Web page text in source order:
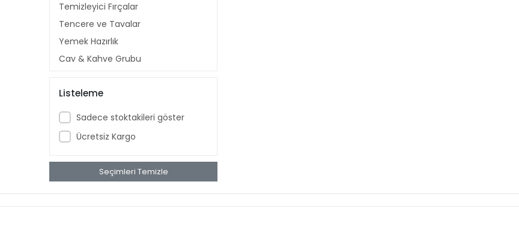
Temizleyici Fırçalar
Tencere ve Tavalar
Yemek Hazırlık
Çay & Kahve Grubu
Küçük Mutfak Gereçleri
Mutfak Organizer
Saklama Kapları
Sofra
Temizleyici Fırçalar
Tencere ve Tavalar
Yemek Hazırlık
Listeleme
Sadece stoktakileri göster
Ücretsiz Kargo
Seçimleri Temizle